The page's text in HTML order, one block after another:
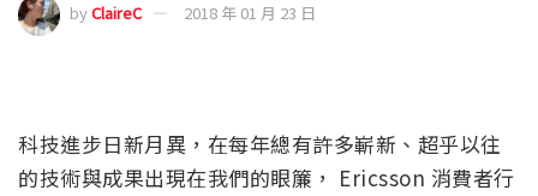
byClaireC 2018 年 01 月 23 日
科技進步日新月異，在每年總有許多嶄新、超乎以往
的技術與成果出現在我們的眼簾， Ericsson 消費者行